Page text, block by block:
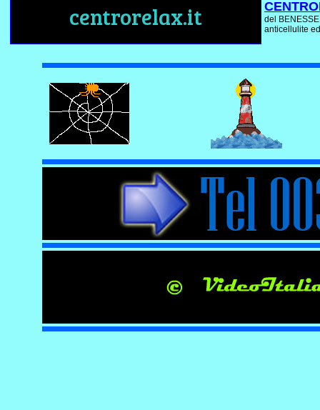
centrorelax.it
del
anticellulite